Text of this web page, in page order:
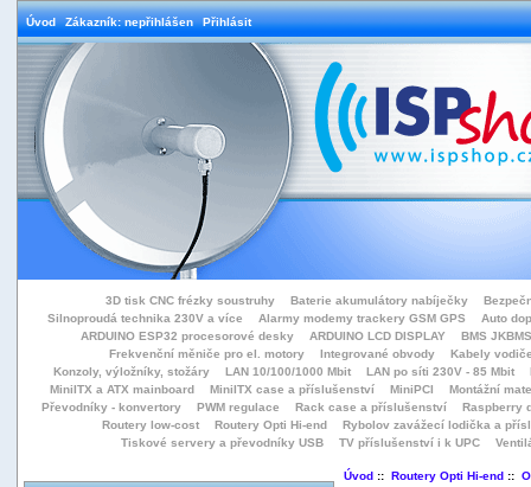
Úvod Zákazník: nepřihlášen Přihlásit
3D tisk CNC frézky soustruhy Baterie akumulátory nabíječky
Silnoproudá technika 230V a více
Alarmy modemy trackery GSM GPS
Auto
ARDUINO ESP32 procesorové desky
ARDUINO LCD DISPLAY
BMS
Frekvenční měniče pro el. motory
Integrované obvody
Kabely
Konzoly, výložníky, stožáry
LAN 10/100/1000 Mbit LAN po síti 230V - 85 Mbit
MiniITX a ATX mainboard
MiniITX case a příslušenství MiniPCI
Montážní
Převodníky - konvertory
PWM regulace Rack case a příslušenství
Raspberry
Routery low-cost
Routery Opti Hi-end
Rybolov zavážecí lodička a přísl
Tiskové servery a převodníky USB
TV příslušenství i k UPC
Úvod:: Routery Opti Hi-end::